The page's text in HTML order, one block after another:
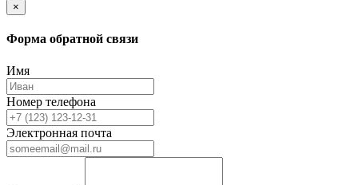
×
Форма обратной связи
Имя
Номер телефона
Электронная почта